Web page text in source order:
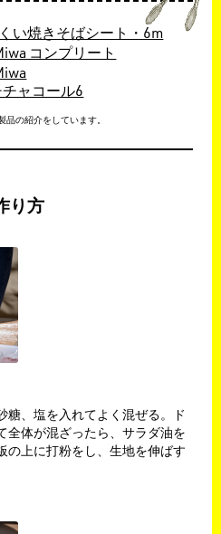
い焼きそばシート・6m
コンプリート
ャコール6
の紹介をしています。
り方
糖、塩を入れてよく混ぜる。ド
全体が混ざったら、サラダ油を
の上に打粉をし、生地を伸ばす